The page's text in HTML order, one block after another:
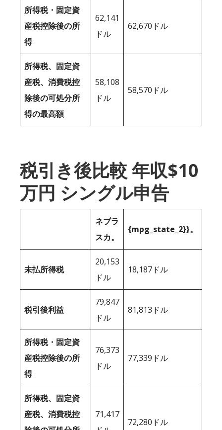
所得税・固定資
産税控除後の所
得
62,141
ドル
62,670ドル
所得税、固定資
産税、消費税控
除後の可処分所
得の最高額
58,108
ドル
58,570ドル
税引き後比較 年収$10
万円 シングル申告
ネブラ
スカ。
{mpg_state_2}}。
未払所得税
20,153
ドル
18,187ドル
税引後利益
79,847
ドル
81,813ドル
所得税・固定資
産税控除後の所
得
76,373
ドル
77,339ドル
所得税、固定資
産税、消費税控
71,417
72,280ドル